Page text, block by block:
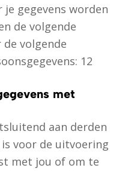
gegevens worden
de volgende
volgende
12
met
aan derden
voor de uitvoering
met jou of om te